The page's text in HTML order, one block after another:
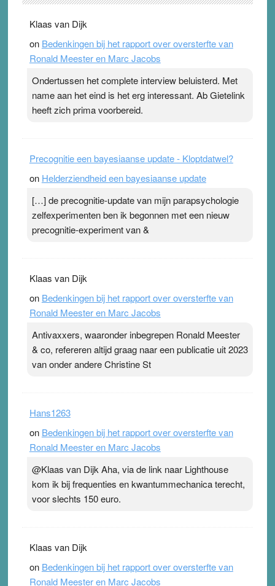
topsporters. Ze hopen ermee hun hartslag te verlagen
terwijl ze meer zuurstof opnemen. Daarop heeft zo’n
pleister geen effect. Maar het gevoel ‘makkelijker te
Pleisterplakkers in de topspsort ›[...]
Klaas van Dijk
on Bedenkingen bij het rapport over oversterfte van
Ronald Meester en Marc Jacobs
Ondertussen het complete interview beluisterd. Met
name aan het eind is het erg interessant. Ab Gietelink
heeft zich prima voorbereid.
Precognitie een bayesiaanse update - Kloptdatwel?
on Helderziendheid een bayesiaanse update
[…] de precognitie-update van mijn parapsychologie
zelfexperimenten ben ik begonnen met een nieuw
precognitie-experiment van &
Klaas van Dijk
on Bedenkingen bij het rapport over oversterfte van
Ronald Meester en Marc Jacobs
Antivaxxers, waaronder inbegrepen Ronald Meester
& co, refereren altijd graag naar een publicatie uit 2023
van onder andere Christine St
Hans1263
on Bedenkingen bij het rapport over oversterfte van
Ronald Meester en Marc Jacobs
@Klaas van Dijk Aha, via de link naar Lighthouse
kom ik bij frequenties en kwantummechanica terecht,
voor slechts 150 euro.
Klaas van Dijk
on Bedenkingen bij het rapport over oversterfte van
Ronald Meester en Marc Jacobs